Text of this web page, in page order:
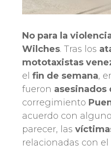
No para la
Wilches. Tras los
mototaxistas
el fin de semana,
fueron asesinados
corregimiento
acuerdo con
parecer, las
relacionadas con el